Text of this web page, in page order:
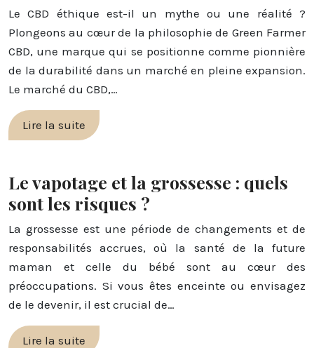
Le CBD éthique est-il un mythe ou une réalité ?
Plongeons au cœur de la philosophie de Green Farmer
CBD, une marque qui se positionne comme pionnière
de la durabilité dans un marché en pleine expansion.
Le marché du CBD,…
Lire la suite
Le vapotage et la grossesse : quels
sont les risques ?
La grossesse est une période de changements et de
responsabilités accrues, où la santé de la future
maman et celle du bébé sont au cœur des
préoccupations. Si vous êtes enceinte ou envisagez
de le devenir, il est crucial de…
Lire la suite